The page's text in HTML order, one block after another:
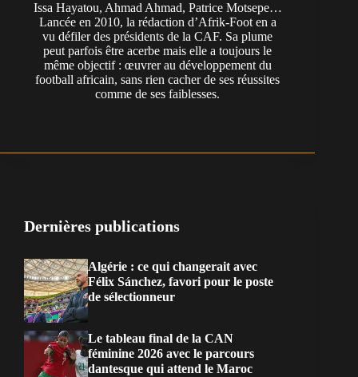
Issa Hayatou, Ahmad Ahmad, Patrice Motsepe…
Lancée en 2010, la rédaction d’Afrik-Foot en a
vu défiler des présidents de la CAF. Sa plume
peut parfois être acerbe mais elle a toujours le
même objectif : œuvrer au développement du
football africain, sans rien cacher de ses réussites
comme de ses faiblesses.
Dernières publications
Algérie : ce qui changerait avec
Félix Sánchez, favori pour le poste
de sélectionneur
Le tableau final de la CAN
féminine 2026 avec le parcours
dantesque qui attend le Maroc